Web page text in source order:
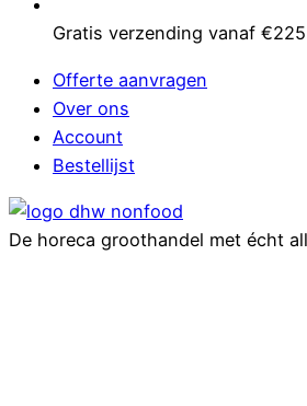
Gratis verzending vanaf €225
Offerte aanvragen
Over ons
Account
Bestellijst
De horeca groothandel met écht